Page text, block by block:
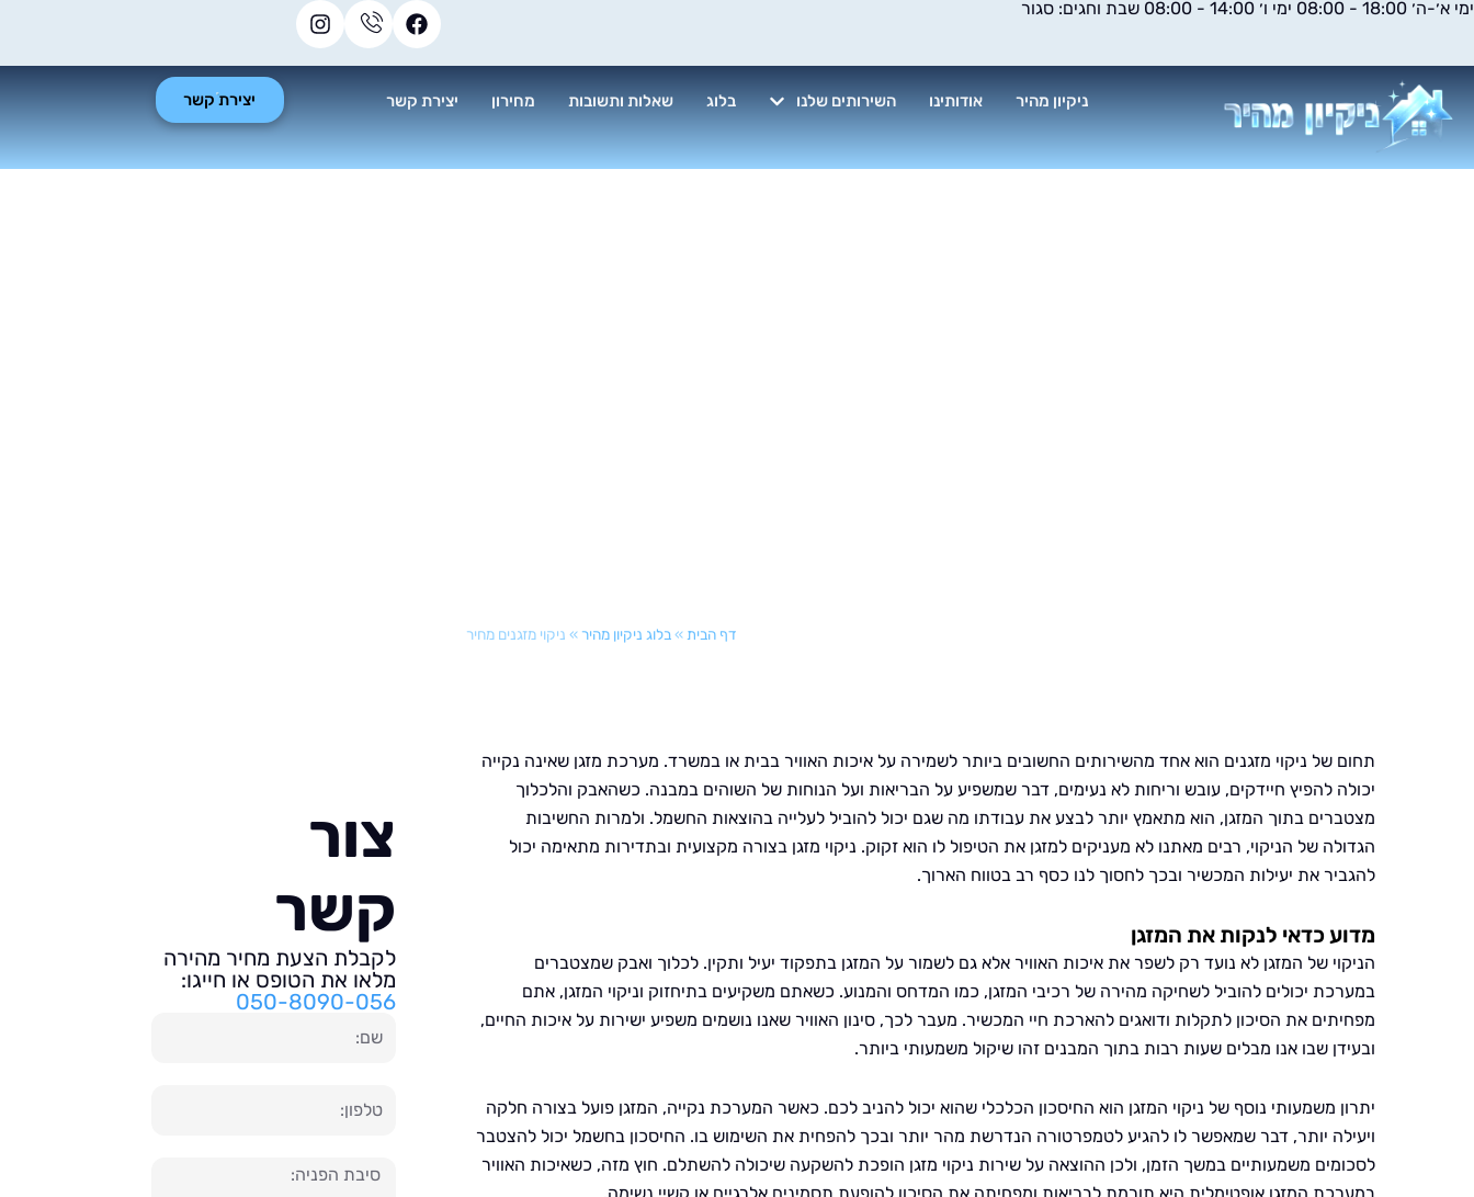
דילוג
ימי א׳-ה׳ 18:00 - 08:00 ימי ו׳ 14:00 - 08:00 שבת וחגים: סגור
ניקיון מהיר אודותינו השירותים שלנו בלוג שאלות ותשובות מחירון יצירת קשר יצירת קשר
דף הבית »בלוג ניקיון מהיר» ניקוי מזגנים מחיר
תחום של ניקוי מזגנים הוא אחד מהשירותים החשובים ביותר לשמירה על איכות האוויר בבית או במשרד. מערכת מזגן שאינה נקייה
יכולה להפיץ חיידקים, עובש וריחות לא נעימים, דבר שמשפיע על הבריאות ועל הנוחות של השוהים במבנה. כשהאבק והלכלוך
מצטברים בתוך המזגן, הוא מתאמץ יותר לבצע את עבודתו מה שגם יכול להוביל לעלייה בהוצאות החשמל. ולמרות החשיבות
הגדולה של הניקוי, רבים מאתנו לא מעניקים למזגן את הטיפול לו הוא זקוק. ניקוי מזגן בצורה מקצועית ובתדירות מתאימה יכול
להגביר את יעילות המכשיר ובכך לחסוך לנו כסף רב בטווח הארוך.
מדוע כדאי לנקות את המזגן
הניקוי של המזגן לא נועד רק לשפר את איכות האוויר אלא גם לשמור על המזגן בתפקוד יעיל ותקין. לכלוך ואבק שמצטברים
במערכת יכולים להוביל לשחיקה מהירה של רכיבי המזגן, כמו המדחס והמנוע. כשאתם משקיעים בתיחזוק וניקוי המזגן, אתם
מפחיתים את הסיכון לתקלות ודואגים להארכת חיי המכשיר. מעבר לכך, סינון האוויר שאנו נושמים משפיע ישירות על איכות החיים,
ובעידן שבו אנו מבלים שעות רבות בתוך המבנים זהו שיקול משמעותי ביותר.
יתרון משמעותי נוסף של ניקוי המזגן הוא החיסכון הכלכלי שהוא יכול להניב לכם. כאשר המערכת נקייה, המזגן פועל בצורה חלקה
ויעילה יותר, דבר שמאפשר לו להגיע לטמפרטורה הנדרשת מהר יותר ובכך להפחית את השימוש בו. החיסכון בחשמל יכול להצטבר
לסכומים משמעותיים במשך הזמן, ולכן ההוצאה על שירות ניקוי מזגן הופכת להשקעה שיכולה להשתלם. חוץ מזה, כשאיכות האוויר
במערכת המזגן אופטימלית היא תורמת לבריאות ומפחיתה את הסיכון להופעת תסמינים אלרגיים או קשיי נשימה.
צור
קשר
לקבלת הצעת מחיר מהירה
מלאו את הטופס או חייגו:
050-8090-056
טלפון
הודעה